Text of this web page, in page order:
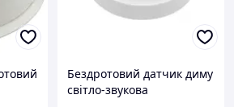
Бездротовий датчик диму
світло-звукова